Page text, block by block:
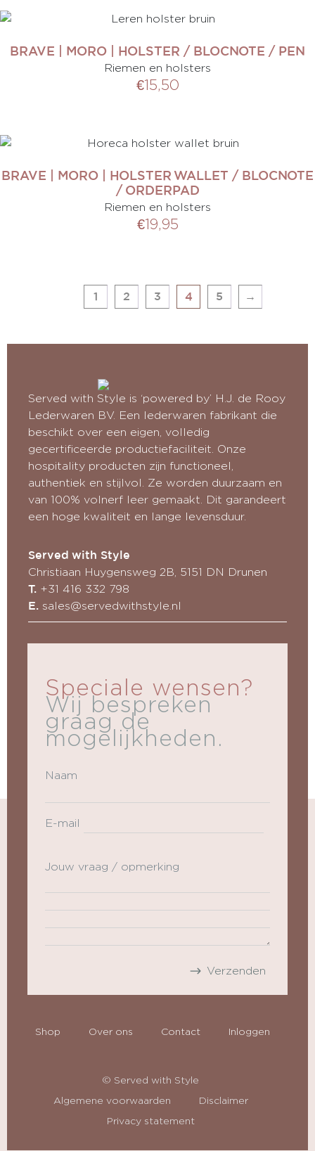
BRAVE | MORO | HOLSTER / BLOCNOTE / PEN
Riemen en holsters
€15,50
BRAVE | MORO | HOLSTER WALLET / BLOCNOTE
/ ORDERPAD
Riemen en holsters
€19,95
1 2 3 4 5 →
Served with Style is ‘powered by’ H.J. de Rooy
Lederwaren BV. Een lederwaren fabrikant die
beschikt over een eigen, volledig
gecertificeerde productiefaciliteit. Onze
hospitality producten zijn functioneel,
authentiek en stijlvol. Ze worden duurzaam en
van 100% volnerf leer gemaakt. Dit garandeert
een hoge kwaliteit en lange levensduur.
Served with Style
Christiaan Huygensweg 2B, 5151 DN Drunen
T. +31 416 332 798
E. sales@servedwithstyle.nl
Speciale wensen?
Wij bespreken
graag de
mogelijkheden.
Naam
E-mail
Jouw vraag / opmerking
Shop Over ons Contact Inloggen
© Served with Style
Algemene voorwaarden
Disclaimer
Privacy statement